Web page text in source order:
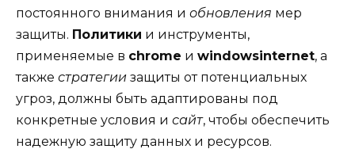
постоянного внимания и обновления мер
защиты. Политики и инструменты,
применяемые в chrome и windowsinternet, а
также стратегии защиты от потенциальных
угроз, должны быть адаптированы под
конкретные условия и сайт, чтобы обеспечить
надежную защиту данных и ресурсов.